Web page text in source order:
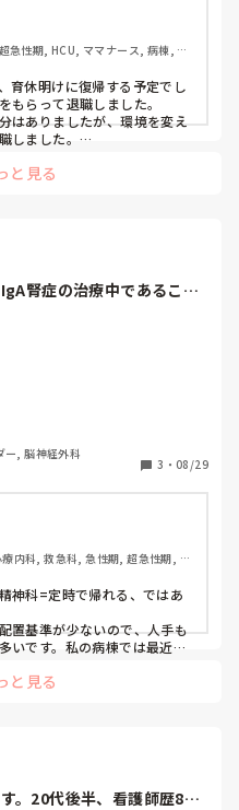
は考えていましたが引っ越
費用がかかってしまい、主
もあります。
阻などしんどくないでしょ
ものなのでしょうか？
とよく聞きます。
急性期, HCU, ママナース, 病棟, ク
育休明けに復帰する予定でし
もらって退職しました。
はありましたが、環境を変え
しました。
っとしていられないタイプだ
ます。
もありますが、環境によって
てみてもいいと思います！
で復職先を探すとなると院内
さがしも平行しないといけな
す…
と見る
腎症の治療中であること
てますが人手不足で夜勤
離ではありますが家庭との
活リズムも整えていきたい
の近くのゆっくりした所で
す。
定時で帰れることの多い精
クリニックでの勤務がいい
ただけると嬉しいです。
ー, 脳神経外科
3 ・ 08/29
内科, 救急科, 急性期, 超急性期,
神科=定時で帰れる、ではあ
置基準が少ないので、人手も
いです。私の病棟では最近は
、診療科に関わらず、残業が
と見る
。20代後半、看護師歴8年